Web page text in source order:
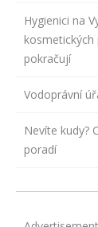
Hygienici na
pokračují
Vodoprávní
Nevíte kudy?
poradí